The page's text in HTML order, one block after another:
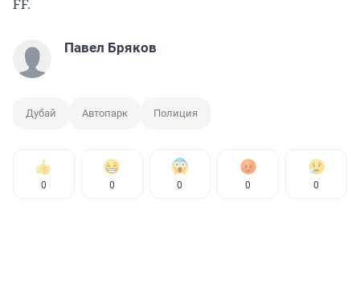
Павел Бряков
Дубай Автопарк Полиция
0 0 0 0 0